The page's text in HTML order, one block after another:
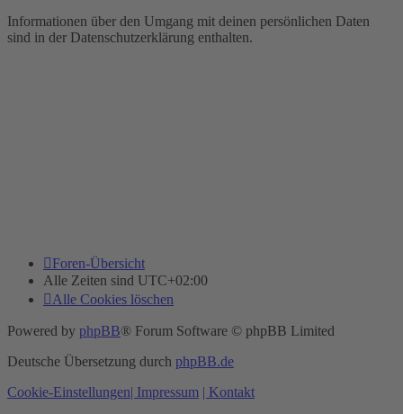
Informationen über den Umgang mit deinen persönlichen Daten
sind in der Datenschutzerklärung enthalten.
Foren-Übersicht
Alle Zeiten sind UTC+02:00
Alle Cookies löschen
Powered by phpBB® Forum Software © phpBB Limited
Deutsche Übersetzung durch phpBB.de
Cookie-Einstellungen| Impressum | Kontakt